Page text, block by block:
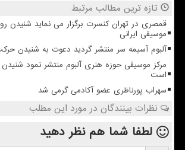
تازه ترین مطالب مرتبط
قمصری در تهران کنسرت برگزار می نماید شنیدن
موسیقی ایرانی
آلبوم آسیمه سر منتشر گردید دعوت به شنیدن
مرکز موسیقی حوزه هنری آلبوم منتشر نمود
است
سهراب پورناظری عضو آکادمی گرمی شد
نظرات بینندگان در مورد این مطلب
لطفا شما همنظر دهید